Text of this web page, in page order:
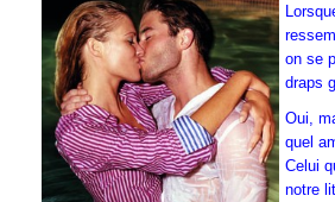
on se
draps
Oui,
quel
Celui
notre